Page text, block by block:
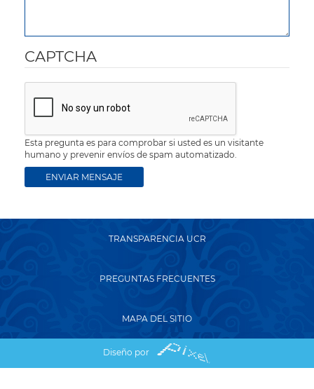
CAPTCHA
Esta pregunta es para comprobar si usted es un visitante
humano y prevenir envíos de spam automatizado.
TRANSPARENCIA UCR
PREGUNTAS FRECUENTES
MAPA DEL SITIO
Diseño por